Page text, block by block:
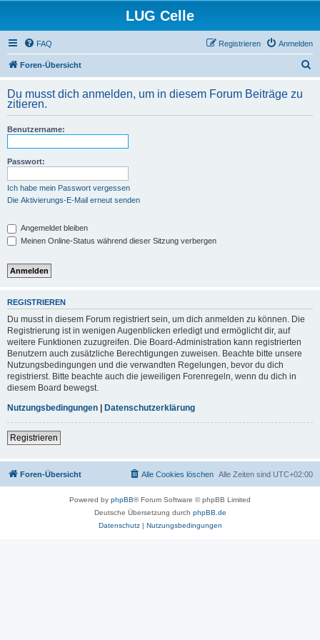
LUG Celle
FAQ Anmelden
Registrieren
Foren-Übersicht
h
Du musst dich anmelden, um in diesem Forum Beiträge zu
zitieren.
Benutzername:
Passwort:
Ich habe mein Passwort vergessen
Die Aktivierungs-E-Mail erneut senden
Angemeldet bleiben
Meinen Online-Status während dieser Sitzung verbergen
REGISTRIEREN
Du musst in diesem Forum registriert sein, um dich anmelden zu können. Die
Registrierung ist in wenigen Augenblicken erledigt und ermöglicht dir, auf
weitere Funktionen zuzugreifen. Die Board-Administration kann registrierten
Benutzern auch zusätzliche Berechtigungen zuweisen. Beachte bitte unsere
Nutzungsbedingungen und die verwandten Regelungen, bevor du dich
registrierst. Bitte beachte auch die jeweiligen Forenregeln, wenn du dich in
diesem Board bewegst.
Nutzungsbedingungen | Datenschutzerklärung
Registrieren
Foren-Übersicht Alle Zeiten sind UTC+02:00
Alle Cookies löschen
Powered by phpBB® Forum Software © phpBB Limited
Deutsche Übersetzung durch phpBB.de
Datenschutz| Nutzungsbedingungen